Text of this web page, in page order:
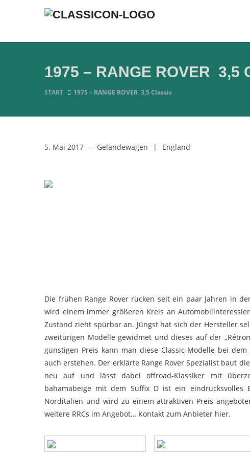
1975 – RANGE ROVER 3,5
START 1975 – RANGE ROVER 3,5 Classic
5. Mai 2017 — Geländewagen | England
Die frühen Range Rover rücken seit ein paar Jahren in
wird einem immer größeren Kreis an
Zustand zieht spürbar an. Jüngst hat sich der Hersteller
zweitürigen Modelle gewidmet und dieses auf der
günstigen Preis kann man diese Classic-Modelle bei
auch erstehen. Der erklärte Range Rover Spezialist baut
neu auf und lässt dabei offroad-Klassiker mit
bahamabeige mit dem Suffix D ist ein eindrucksvolles
Norditalien und wird zu einem attraktiven Preis
weitere RRCs im Angebot… Kontakt zum Anbieter hier.